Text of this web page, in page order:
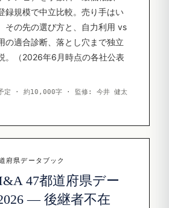
録規模で中立比較。売り手はい
その先の選び方と、自力利用 vs
の適合診断、落とし穴まで独立
。（2026年6月時点の各社公表
定 · 約10,000字 · 監修: 今井 健太
県データブック
47都道府県デー
— 後継者不在